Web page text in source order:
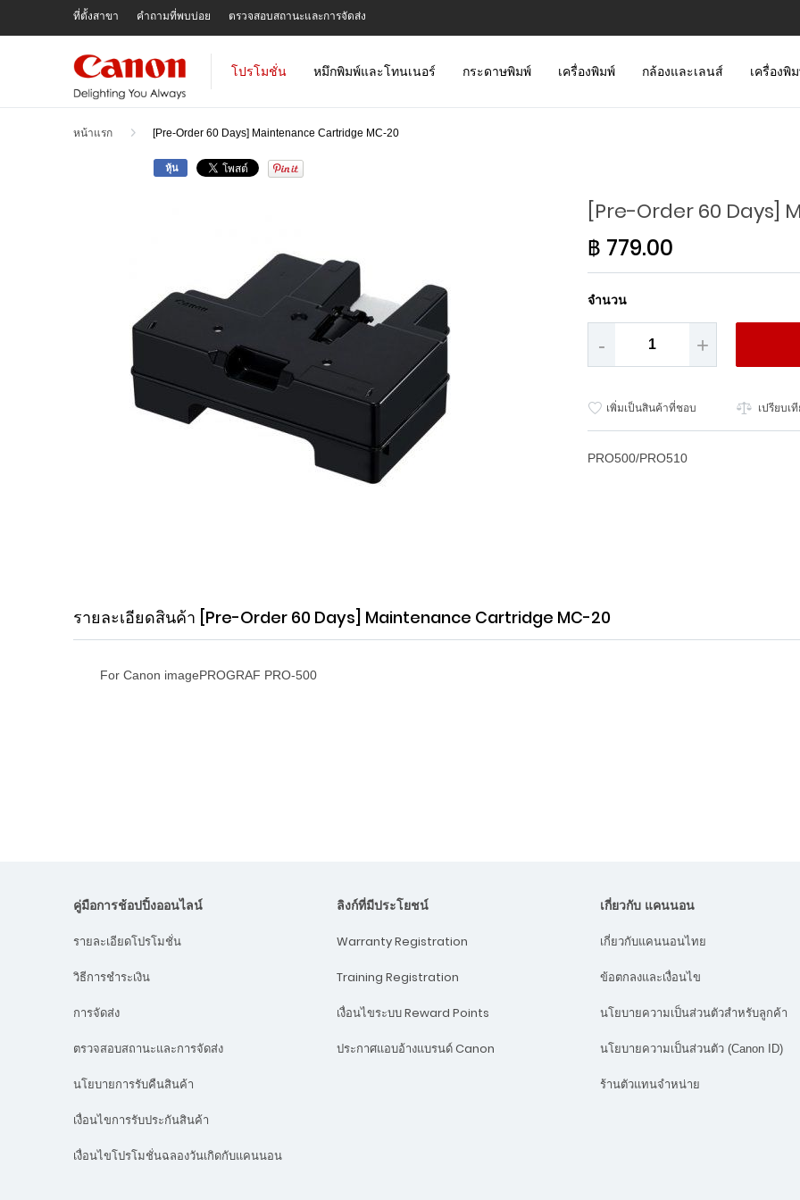
Skip
ที่ตั้งสาขา คำถามที่พบบ่อย ตรวจสอบสถานะและการจัดส่ง
โปรโมชั่น หมึกพิมพ์และโทนเนอร์ กระดาษพิมพ์ เครื่องพิมพ์ กล้องและเลนส์ เครื่องพิ
หน้าแรก [Pre-Order 60 Days] Maintenance Cartridge MC-20
หุ้น
[Pre-Order 60 Days]
฿ 779.00
จำนวน
- +
เพิ่มเป็นสินค้าที่ชอบ เปรียบเ
PRO500/PRO510
of
the
gallery
รายละเอียดสินค้า [Pre-Order 60 Days] Maintenance Cartridge MC-20
For Canon imagePROGRAF PRO-500
คู่มือการช้อปปิ้งออนไลน์
รายละเอียดโปรโมชั่น
วิธีการชำระเงิน
การจัดส่ง
ตรวจสอบสถานะและการจัดส่ง
นโยบายการรับคืนสินค้า
เงื่อนไขการรับประกันสินค้า
เงื่อนไขโปรโมชั่นฉลองวันเกิดกับแคนนอน
ลิงก์ที่มีประโยชน์
Warranty Registration
Training Registration
เงื่อนไขระบบ Reward Points
ประกาศแอบอ้างแบรนด์ Canon
เกี่ยวกับ แคนนอน
เกี่ยวกับแคนนอนไทย
ข้อตกลงและเงื่อนไข
นโยบายความเป็นส่วนตัวสำหรับลูกค้า
นโยบายความเป็นส่วนตัว (Canon ID)
ร้านตัวแทนจำหน่าย